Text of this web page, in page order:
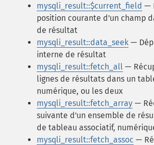
mysqli_result::$current_field —
position courante d'un champ
de résultat
mysqli_result::data_seek —
interne de résultat
mysqli_result::fetch_all —
lignes de résultats dans un
numérique, ou les deux
mysqli_result::fetch_array —
suivante d'un ensemble de
de tableau associatif,
mysqli_result::fetch_assoc —